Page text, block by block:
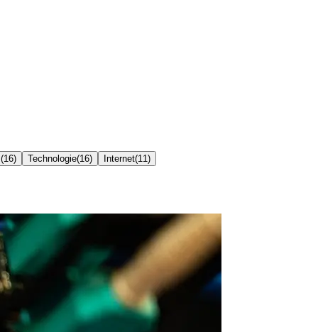
(16) Technologie(16) Internet(11 )